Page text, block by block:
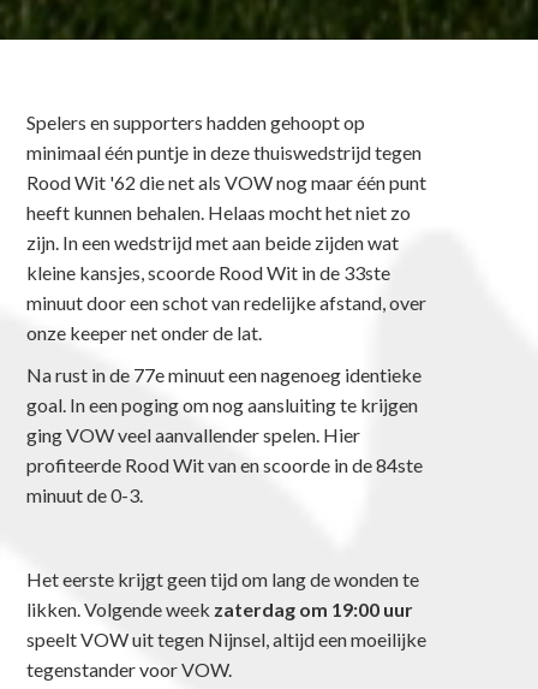
Spelers en supporters hadden gehoopt op
minimaal één puntje in deze thuiswedstrijd tegen
Rood Wit '62 die net als VOW nog maar één punt
heeft kunnen behalen. Helaas mocht het niet zo
zijn. In een wedstrijd met aan beide zijden wat
kleine kansjes, scoorde Rood Wit in de 33ste
minuut door een schot van redelijke afstand, over
onze keeper net onder de lat.
Na rust in de 77e minuut een nagenoeg identieke
goal. In een poging om nog aansluiting te krijgen
ging VOW veel aanvallender spelen. Hier
profiteerde Rood Wit van en scoorde in de 84ste
minuut de 0-3.
Het eerste krijgt geen tijd om lang de wonden te
likken. Volgende week zaterdag om 19:00 uur
speelt VOW uit tegen Nijnsel, altijd een moeilijke
tegenstander voor VOW.